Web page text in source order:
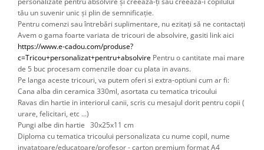
tău un suvenir unic și plin de semnificație.
Pentru comenzi sau întrebări suplimentare, nu ezitați să ne contactați
https://www.e-cadou.com/produse?
c=Tricou+personalizat+pentru+absolvire Pentru o cantitate mai mare
de 5 buc procesam comenzile doar cu plata in avans.
Pe langa aceste tricouri, va putem oferi si extra-optiuni cum ar fi:
Cana alba din ceramica 330ml, asortata cu tematica tricoului
Ravas din hartie in interiorul canii, scris cu mesajul dorit pentru copii (
urare, felicitari, etc ...)
Pungi albe din hartie 30x25x11 cm
Diploma cu tematica tricoului personalizata cu nume copil, nume
invatatoare/educatoare/profesor - carton premium format A4